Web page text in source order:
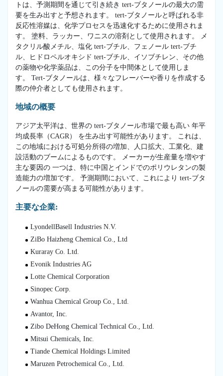
トは、予測期間を通じて引き続き tert-ブタノールの最大の需
要を生み出すと予想されます。 tert-ブタノールと呼ばれる非
反応性溶媒は、化学プロセスを迅速化するために使用されま
す。 塗料、ラッカー、ワニスの溶剤として使用されます。 メ
タクリル酸メチル、塩化 tert-ブチル、フェノール tert-ブチ
ル、ヒドロペルオキシド tert-ブチル、イソブチレン、その他
の薬物や化学薬品は、この分子を中間体として使用しま
す。 Tert-ブタノールは、様々なフレーバーや香りを作成する
際の仲介者としても使用されます。
地域の概要
アジア太平洋は、世界の tert-ブタノール市場で最も高い 年平
均成長率（CAGR） を生み出す可能性があります。 これは、
この地域における可処分所得の増加、人口拡大、工業化、建
設活動のブームによるものです。 メーカーが生産量を増やす
主な要因の 一つは、特に中国とインドでのポリウレタンの製
造能力の増加です。 予測期間において、これにより tert-ブタ
ノールの需要が高まる可能性があります。
主要な企業:
LyondellBasell Industries N.V.
ZiBo Haizheng Chemical Co., Ltd
Kuraray Co. Ltd.
Evonik Industries AG
Lotte Chemical Corporation
Sinopec Corp.
Wanhua Chemical Group Co., Ltd.
Avantor, Inc.
Zibo DeHong Chemical Technical Co., Ltd.
Mitsui Chemicals, Inc.
Tiande Chemical Holdings Limited
Maruzen Petrochemical Co., Ltd.